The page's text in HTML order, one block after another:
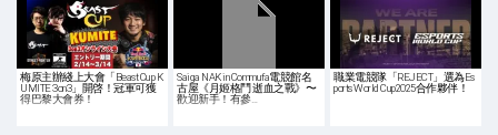
梅原主辦綫上大會「Beast Cup K
UMITE 3on3」開啓！冠軍可獲
得巴黎大會券！
Saiga NAK in Commufa電競館名
古屋《月姬格鬥 逝血之戰》〜
歡迎新手！有參…
職業電競隊「REJECT」選為Es
ports World Cup2025合作夥伴！